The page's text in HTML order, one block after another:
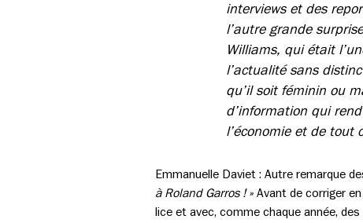
interviews et des
l’autre grande
Williams, qui était
l’actualité sans
qu’il soit féminin ou
d’information qui
l’économie et de tout
Emmanuelle Daviet : Autre remarque
à Roland Garros ! » Avant de corriger
lice et avec, comme chaque année,